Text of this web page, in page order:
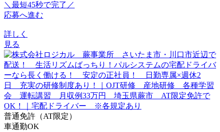
＼最短45秒で完了／
応募へ進む
詳しく
見る
普通免許（AT限定）
車通勤OK